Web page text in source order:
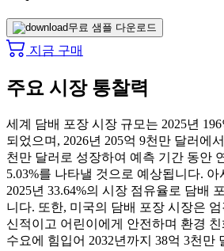
무료 샘플 다운로드
지금 구매
주요 시장 통찰력
세계 담배 포장 시장 규모는 2025년
되었으며, 2026년 205억 9천만 달러에
천만 달러로 성장하여 예측 기간 동안
5.03%를 나타낼 것으로 예상됩니다.
2025년 33.64%의 시장 점유율로 담배
니다. 또한, 미국의 담배 포장 시장은
신적이고 어린이에게 안전하며 환경
수요에 힘입어 2032년까지 38억 3천만